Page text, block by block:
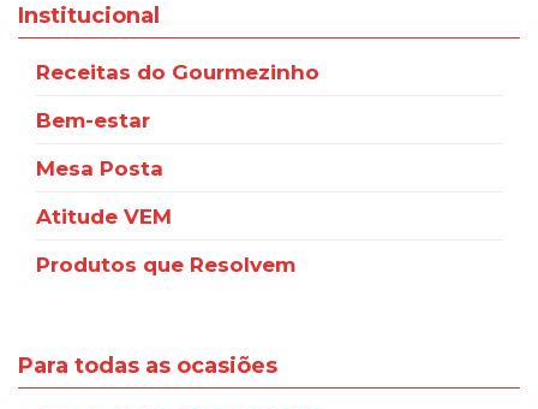
Institucional
Receitas do Gourmezinho
Bem-estar
Mesa Posta
Atitude VEM
Produtos que Resolvem
Para todas as ocasiões